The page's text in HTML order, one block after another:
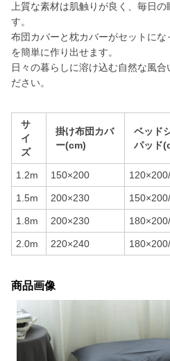
上質な素材は肌触りが良く、毎日
す。
布団カバーと枕カバーがセットに
を簡単に作り出せます。
日々の暮らしに溶け込む自然な風合
ださい。
サ
イ
ズ
掛け布団カバ
ー(cm)
ベッド
パッド
1.2m 150×200
1.5m 200×230
1.8m 200×230
2.0m 220×240
商品画像